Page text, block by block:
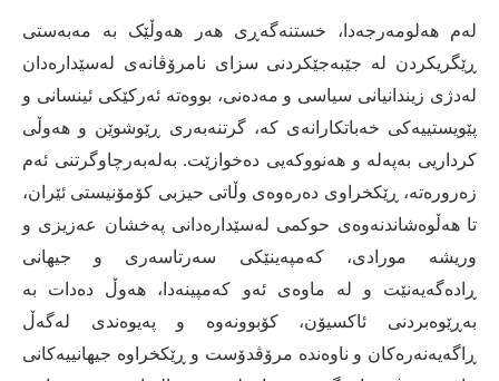
لەم هەلومەرجەدا، خستنەگەڕی هەر هەوڵێک بە مەبەستی
ڕێگریکردن لە جێبەجێکردنی سزای نامرۆڤانەی لەسێدارەدان
لەدژی زیندانیانی سیاسی و مەدەنی، بووەتە ئەرکێکی ئینسانی و
پێویستییەکی خەباتکارانەی کە، گرتنەبەری ڕێوشوێن و هەوڵی
کرداریی بەپەلە و هەنووکەیی دەخوازێت. بەلەبەرچاوگرتنی ئەم
زەرورەتە، ڕێکخراوی دەرەوەی وڵاتی حیزبی کۆمۆنیستی ئێران،
تا هەڵوەشاندنەوەی حوکمی لەسێدارەدانی پەخشان عەزیزی و
وریشە مورادی، کەمپەینێکی سەرتاسەری و جیهانی
ڕادەگەیەنێت و لە ماوەی ئەو کەمپینەدا، هەوڵ دەدات بە
بەڕێوەبردنی ئاکسیۆن، کۆبوونەوە و پەیوەندی لەگەڵ
ڕاگەیەنەرەکان و ناوەندە مرۆڤدۆست و ڕێکخراوە جیهانییەکانی